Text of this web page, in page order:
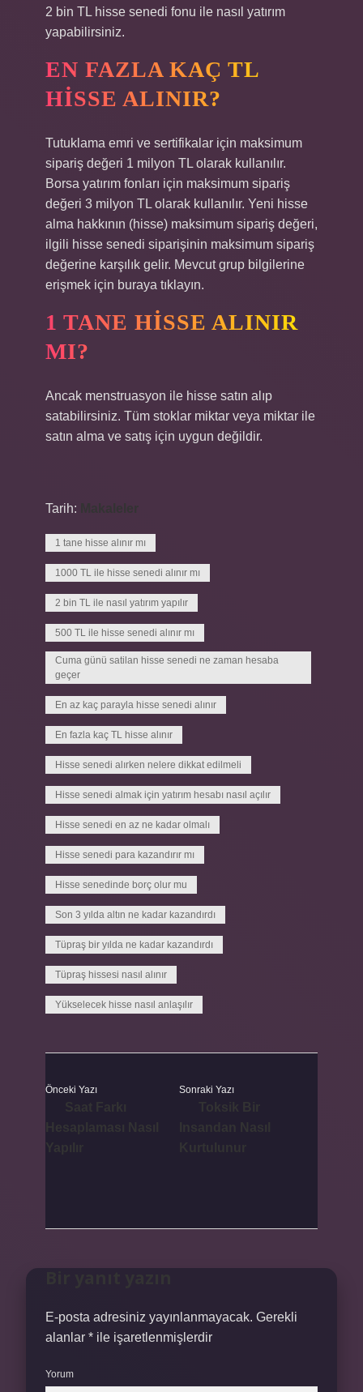
2 bin TL hisse senedi fonu ile nasıl yatırım
yapabilirsiniz.
EN FAZLA KAÇ TL
HISSE ALINIR?
Tutuklama emri ve sertifikalar için maksimum
sipariş değeri 1 milyon TL olarak kullanılır.
Borsa yatırım fonları için maksimum sipariş
değeri 3 milyon TL olarak kullanılır. Yeni hisse
alma hakkının (hisse) maksimum sipariş değeri,
ilgili hisse senedi siparişinin maksimum sipariş
değerine karşılık gelir. Mevcut grup bilgilerine
erişmek için buraya tıklayın.
1 TANE HISSE ALINIR
MI?
Ancak menstruasyon ile hisse satın alıp
satabilirsiniz. Tüm stoklar miktar veya miktar ile
satın alma ve satış için uygun değildir.
Tarih:
1 tane hisse alınır mı
1000 TL ile hisse senedi alınır mı
2 bin TL ile nasıl yatırım yapılır
500 TL ile hisse senedi alınır mı
Cuma günü satilan hisse senedi ne zaman hesaba
geçer
En az kaç parayla hisse senedi alınır
En fazla kaç TL hisse alınır
Hisse senedi alırken nelere dikkat edilmeli
Hisse senedi almak için yatırım hesabı nasıl açılır
Hisse senedi en az ne kadar olmalı
Hisse senedi para kazandırır mı
Hisse senedinde borç olur mu
Son 3 yılda altın ne kadar kazandırdı
Tüpraş bir yılda ne kadar kazandırdı
Tüpraş hissesi nasıl alınır
Yükselecek hisse nasıl anlaşılır
Önceki Yazı Sonraki Yazı
E-posta adresiniz yayınlanmayacak. Gerekli
alanlar * ile işaretlenmişlerdir
Yorum